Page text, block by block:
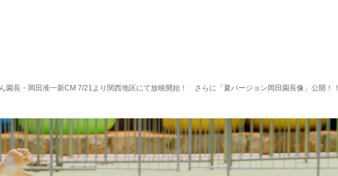
園長・岡田准一新CM 7/21より関西地区にて放映開始！ さらに「夏バージョン岡田園長像」公開！！